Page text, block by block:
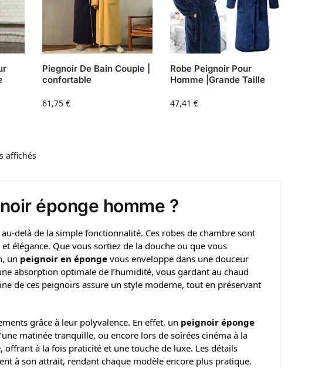
Piegnoir De Bain Couple |
confortable
61,75€
Robe Peignoir Pour
Homme |Grande Taille
47,41€
affichés
éponge homme ?
delà de la simple fonctionnalité. Ces robes de chambre sont
élégance. Que vous sortiez de la douche ou que vous
un peignoir en épongevous enveloppe dans une douceur
absorption optimale de l’humidité, vous gardant au chaud
de ces peignoirs assure un style moderne, tout en préservant
grâce à leur polyvalence. En effet, un peignoir éponge
matinée tranquille, ou encore lors de soirées cinéma à la
offrant à la fois praticité et une touche de luxe. Les détails
à son attrait, rendant chaque modèle encore plus pratique.